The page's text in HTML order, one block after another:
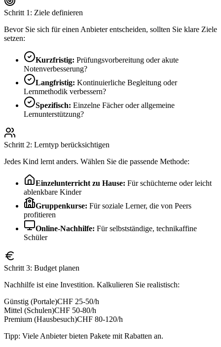
Schritt 1: Ziele definieren
Bevor Sie sich für einen Anbieter entscheiden, sollten Sie klare Ziele
setzen:
Kurzfristig: Prüfungsvorbereitung oder akute
Notenverbesserung?
Langfristig: Kontinuierliche Begleitung oder
Lernmethodik verbessern?
Spezifisch: Einzelne Fächer oder allgemeine
Lernunterstützung?
Schritt 2: Lerntyp berücksichtigen
Jedes Kind lernt anders. Wählen Sie die passende Methode:
Einzelunterricht zu Hause: Für schüchterne oder leicht
ablenkbare Kinder
Gruppenkurse: Für soziale Lerner, die von Peers
profitieren
Online-Nachhilfe: Für selbstständige, technikaffine
Schüler
Schritt 3: Budget planen
Nachhilfe ist eine Investition. Kalkulieren Sie realistisch:
Günstig (Portale)CHF 25-50/h
Mittel (Schulen)CHF 50-80/h
Premium (Hausbesuch)CHF 80-120/h
Tipp: Viele Anbieter bieten Pakete mit Rabatten an.